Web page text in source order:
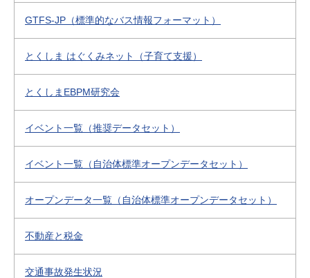
GTFS-JP（標準的なバス情報フォーマット）
とくしま はぐくみネット（子育て支援）
とくしまEBPM研究会
イベント一覧（推奨データセット）
イベント一覧（自治体標準オープンデータセット）
オープンデータ一覧（自治体標準オープンデータセット）
不動産と税金
交通事故発生状況